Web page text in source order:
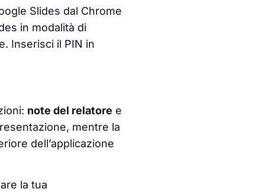
Slides dal Chrome
in modalità di
Inserisci il PIN in
note del relatore e
mentre la
dell’applicazione
la tua